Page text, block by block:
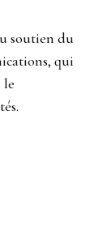
soutien du
qui
le